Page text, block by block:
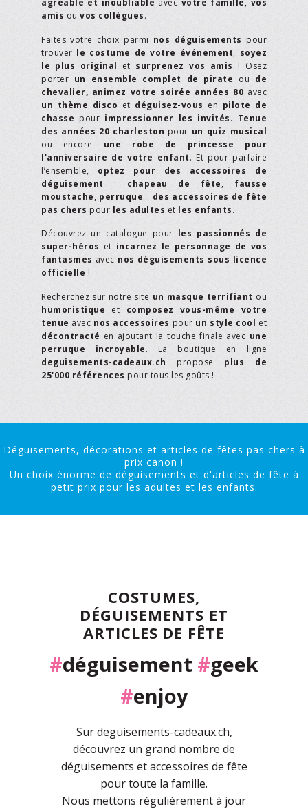
agréable et inoubliable avec votre famille, vos
amis ou vos collègues.
Faites votre choix parmi nos déguisements pour
trouver le costume de votre événement, soyez
le plus original et surprenez vos amis ! Osez
porter un ensemble complet de pirate ou de
chevalier, animez votre soirée années 80 avec
un thème disco et déguisez-vous en pilote de
chasse pour impressionner les invités. Tenue
des années 20 charleston pour un quiz musical
ou encore une robe de princesse pour
l'anniversaire de votre enfant. Et pour parfaire
l’ensemble, optez pour des accessoires de
déguisement : chapeau de fête, fausse
moustache, perruque… des accessoires de fête
pas chers pour les adultes et les enfants.
Découvrez un catalogue pour les passionnés de
super-héros et incarnez le personnage de vos
fantasmes avec nos déguisements sous licence
officielle !
Recherchez sur notre site un masque terrifiant ou
humoristique et composez vous-même votre
tenue avec nos accessoires pour un style cool et
décontracté en ajoutant la touche finale avec une
perruque incroyable. La boutique en ligne
deguisements-cadeaux.ch propose plus de
25'000 références pour tous les goûts !
Déguisements, décorations et articles de fêtes pas chers à
prix canon !
Un choix énorme de déguisements et d'articles de fête à
petit prix pour les adultes et les enfants.
COSTUMES,
DÉGUISEMENTS ET
ARTICLES DE FÊTE
#déguisement #geek
#enjoy
Sur deguisements-cadeaux.ch,
découvrez un grand nombre de
déguisements et accessoires de fête
pour toute la famille.
Nous mettons régulièrement à jour